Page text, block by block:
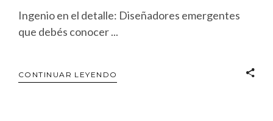
Ingenio en el detalle: Diseñadores emergentes
que debés conocer
CONTINUAR LEYENDO